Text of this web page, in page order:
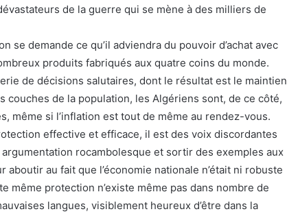
de la guerre qui se mène à des milliers de
se demande ce qu’il adviendra du pouvoir d’achat avec
produits fabriqués aux quatre coins du monde.
de décisions salutaires, dont le résultat est le maintien
couches de la population, les Algériens sont, de ce côté,
même si l’inflation est tout de même au rendez-vous.
effective et efficace, il est des voix discordantes
rocambolesque et sortir des exemples aux
aboutir au fait que l’économie nationale n’était ni robuste
même protection n’existe même pas dans nombre de
langues, visiblement heureux d’être dans la